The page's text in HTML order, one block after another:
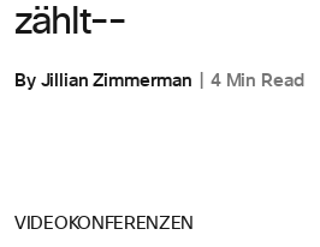
zählt--
By Jillian Zimmerman 4 Min Read
VIDEOKONFERENZEN